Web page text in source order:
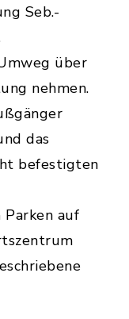
Seb.-
über
nehmen.
das
befestigten
Parken auf